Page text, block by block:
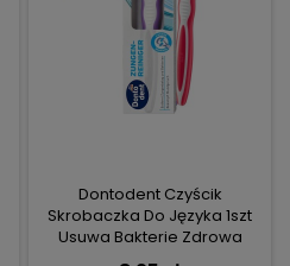
Dontodent Czyścik
Skrobaczka Do Języka 1szt
Usuwa Bakterie Zdrowa
Jama Ustna